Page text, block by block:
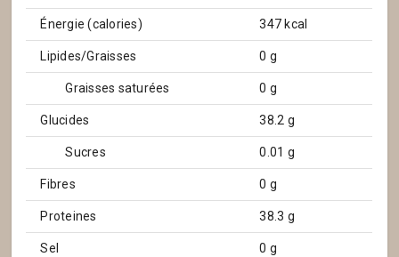
Énergie (calories) 347 kcal
Lipides/Graisses 0 g
Graisses saturées 0 g
Glucides 38.2 g
Sucres 0.01 g
Fibres 0 g
Proteines 38.3 g
Sel 0 g